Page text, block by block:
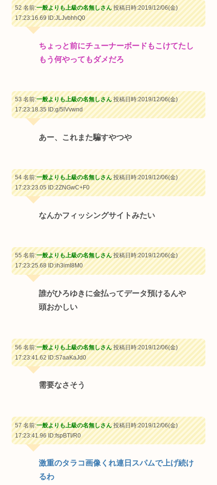
52 名前:一般よりも上級の名無しさん投稿日時:2019/12/06(金)
17:23:16.69ID:JLJvbhhQ0
ちょっと前にチューナーボードもこけてたし
もう何やってもダメだろ
53 名前:一般よりも上級の名無しさん投稿日時:2019/12/06(金)
17:23:18.35ID:g/5lVvwnd
あー、これまた騙すやつや
54 名前:一般よりも上級の名無しさん投稿日時:2019/12/06(金)
17:23:23.05ID:2ZNGwC+F0
なんかフィッシングサイトみたい
55 名前:一般よりも上級の名無しさん投稿日時:2019/12/06(金)
17:23:25.68ID:ih3imI8M0
誰がひろゆきに金払ってデータ預けるんや
頭おかしい
56 名前:一般よりも上級の名無しさん投稿日時:2019/12/06(金)
17:23:41.62ID:S7aaKaJd0
需要なさそう
57 名前:一般よりも上級の名無しさん投稿日時:2019/12/06(金)
17:23:41.96ID:fspBTI/R0
激重のタラコ画像くれ連日スパムで上げ続け
るわ